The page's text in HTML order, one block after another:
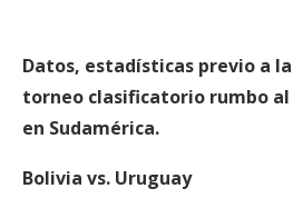
Datos, estadísticas previo a
torneo clasificatorio rumbo al
en Sudamérica.
Bolivia vs. Uruguay